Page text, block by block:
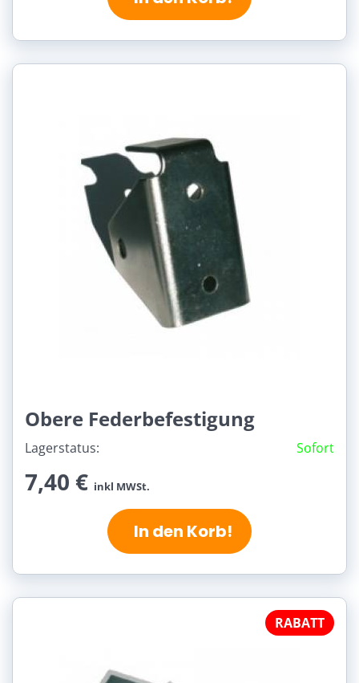
Obere Federbefestigung
Lagerstatus: Sofort
7,40 € inkl MWSt.
In den Korb!
RABATT